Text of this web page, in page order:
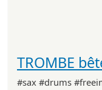
TROMBE
#sax #drums